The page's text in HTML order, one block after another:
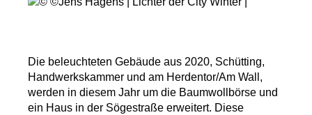
Die beleuchteten Gebäude aus 2020, Schütting,
Handwerkskammer und am Herdentor/Am Wall,
werden in diesem Jahr um die Baumwollbörse und
ein Haus in der Sögestraße erweitert. Diese